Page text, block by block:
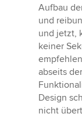
Aufbau
und
und jetzt,
keiner
abseits
Design
nicht